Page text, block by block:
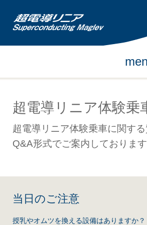
超電導リニア体験乗
超電導リニア体験乗車に関す
Q&A形式でご案内しております
当日のご注意
授乳やオムツを換える設備はありますか？
超電導リニア
走行試験予定
お知らせ
close